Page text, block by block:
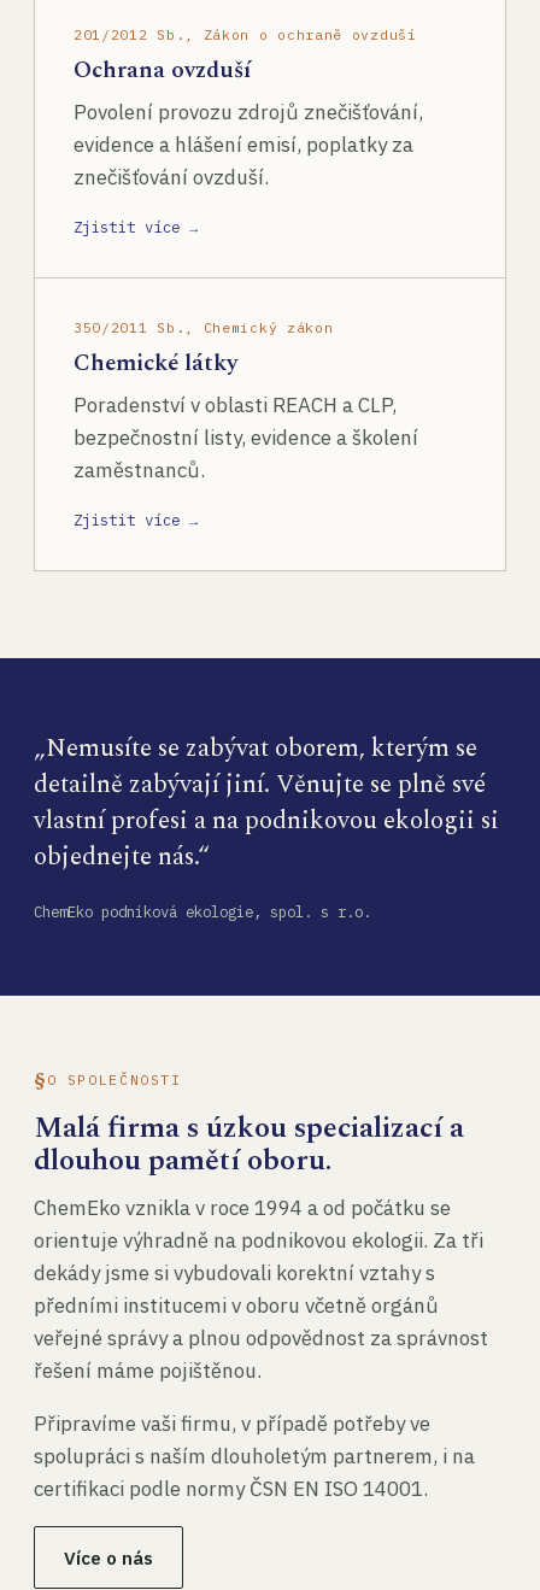
201/2012 Sb., Zákon o ochraně ovzduší
Ochrana ovzduší
Povolení provozu zdrojů znečišťování,
evidence a hlášení emisí, poplatky za
znečišťování ovzduší.
Zjistit více →
350/2011 Sb., Chemický zákon
Chemické látky
Poradenství v oblasti REACH a CLP,
bezpečnostní listy, evidence a školení
zaměstnanců.
Zjistit více →
„Nemusíte se zabývat oborem, kterým se
detailně zabývají jiní. Věnujte se plně své
vlastní profesi a na podnikovou ekologii si
objednejte nás.“
ChemEko podniková ekologie, spol. s r.o.
O SPOLEČNOSTI
Malá firma s úzkou specializací a
dlouhou pamětí oboru.
ChemEko vznikla v roce 1994 a od počátku se
orientuje výhradně na podnikovou ekologii. Za tři
dekády jsme si vybudovali korektní vztahy s
předními institucemi v oboru včetně orgánů
veřejné správy a plnou odpovědnost za správnost
řešení máme pojištěnou.
Připravíme vaši firmu, v případě potřeby ve
spolupráci s naším dlouholetým partnerem, i na
certifikaci podle normy ČSN EN ISO 14001.
Více o nás